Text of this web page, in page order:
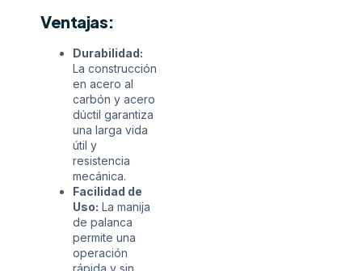
Ventajas:
Durabilidad:
La construcción
en acero al
carbón y acero
dúctil garantiza
una larga vida
útil y
resistencia
mecánica.
Facilidad de
Uso: La manija
de palanca
permite una
operación